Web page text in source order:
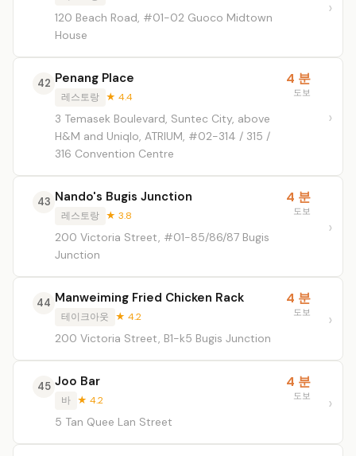
120 Beach Road, #01-02 Guoco Midtown
House
42 Penang Place
레스토랑 ★ 4.4
3 Temasek Boulevard, Suntec City, above
H&M and Uniqlo, ATRIUM, #02-314 / 315 /
316 Convention Centre
4 분
도보
43 Nando's Bugis Junction
레스토랑 ★ 3.8
200 Victoria Street, #01-85/86/87 Bugis
Junction
4 분
도보
44 Manweiming Fried Chicken Rack
테이크아웃 ★ 4.2
200 Victoria Street, B1-k5 Bugis Junction
4 분
도보
45 Joo Bar
바 ★ 4.2
5 Tan Quee Lan Street
4 분
도보